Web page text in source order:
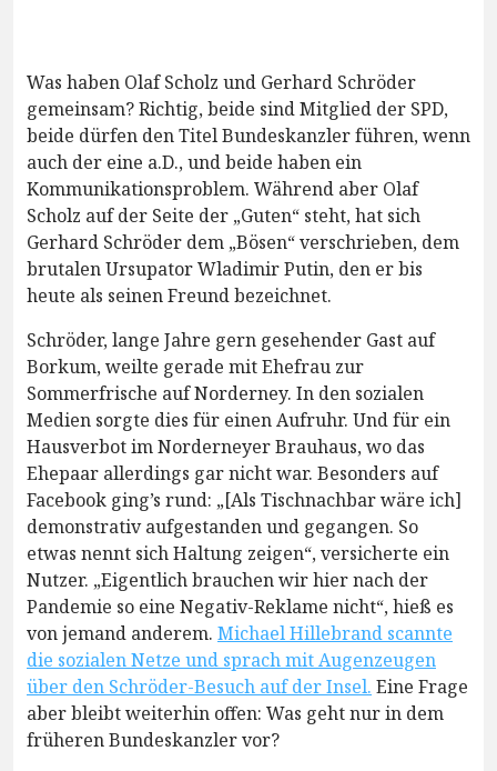
Was haben Olaf Scholz und Gerhard Schröder
gemeinsam? Richtig, beide sind Mitglied der SPD,
beide dürfen den Titel Bundeskanzler führen, wenn
auch der eine a.D., und beide haben ein
Kommunikationsproblem. Während aber Olaf
Scholz auf der Seite der „Guten“ steht, hat sich
Gerhard Schröder dem „Bösen“ verschrieben, dem
brutalen Ursupator Wladimir Putin, den er bis
heute als seinen Freund bezeichnet.
Schröder, lange Jahre gern gesehender Gast auf
Borkum, weilte gerade mit Ehefrau zur
Sommerfrische auf Norderney. In den sozialen
Medien sorgte dies für einen Aufruhr. Und für ein
Hausverbot im Norderneyer Brauhaus, wo das
Ehepaar allerdings gar nicht war. Besonders auf
Facebook ging’s rund: „[Als Tischnachbar wäre ich]
demonstrativ aufgestanden und gegangen. So
etwas nennt sich Haltung zeigen“, versicherte ein
Nutzer. „Eigentlich brauchen wir hier nach der
Pandemie so eine Negativ-Reklame nicht“, hieß es
von jemand anderem. Michael Hillebrand scannte
die sozialen Netze und sprach mit Augenzeugen
über den Schröder-Besuch auf der Insel. Eine Frage
aber bleibt weiterhin offen: Was geht nur in dem
früheren Bundeskanzler vor?